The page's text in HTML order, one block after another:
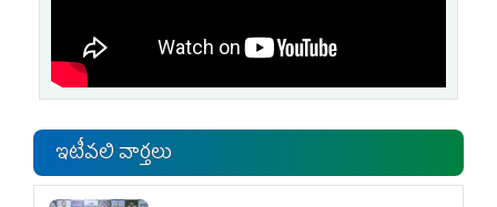
ఇటీవలి వార్తలు